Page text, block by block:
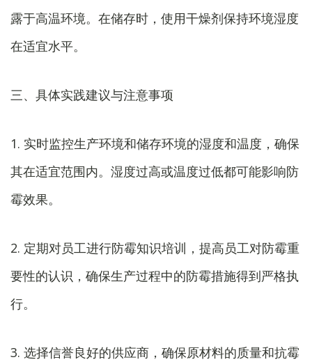
露于高温环境。在储存时，使用干燥剂保持环境湿度
在适宜水平。
三、具体实践建议与注意事项
1. 实时监控生产环境和储存环境的湿度和温度，确保
其在适宜范围内。湿度过高或温度过低都可能影响防
霉效果。
2. 定期对员工进行防霉知识培训，提高员工对防霉重
要性的认识，确保生产过程中的防霉措施得到严格执
行。
3. 选择信誉良好的供应商，确保原材料的质量和抗霉